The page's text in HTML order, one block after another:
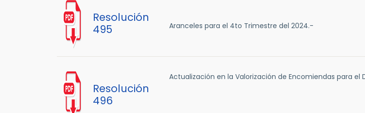
Resolución
495
Aranceles para el 4to Trimestre del 2024.-
Resolución
496
Actualización en la Valorización de Encomiendas para el